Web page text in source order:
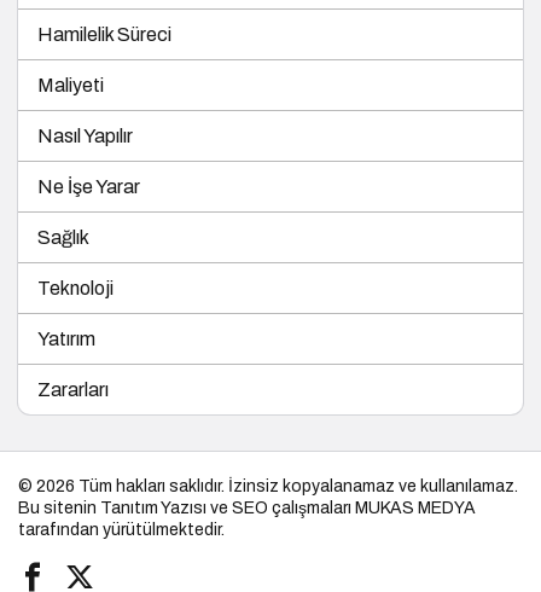
Hamilelik Süreci
Maliyeti
Nasıl Yapılır
Ne İşe Yarar
Sağlık
Teknoloji
Yatırım
Zararları
© 2026 Tüm hakları saklıdır. İzinsiz kopyalanamaz ve kullanılamaz.
Bu sitenin Tanıtım Yazısı ve SEO çalışmaları MUKAS MEDYA
tarafından yürütülmektedir.